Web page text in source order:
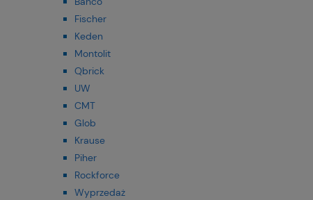
Fischer
Keden
Montolit
Qbrick
UW
CMT
Glob
Krause
Piher
Rockforce
Wyprzedaż